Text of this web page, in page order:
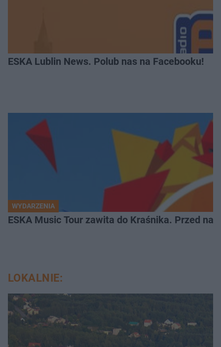
ESKA Lublin News. Polub nas na Facebooku!
WYDARZENIA
ESKA Music Tour zawita do Kraśnika. Przed
LOKALNIE: